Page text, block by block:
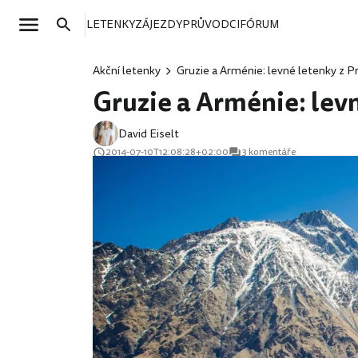
LETENKYZÁJEZDYPRŮVODCIFÓRUM
Akční letenky Gruzie a Arménie: levné letenky z
Gruzie a Arménie:
David Eiselt
2014-07-10T12:08:28+02:00 3 komentáře